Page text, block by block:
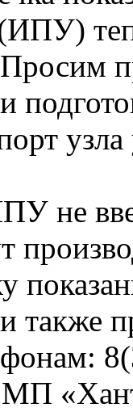
узла
не
также